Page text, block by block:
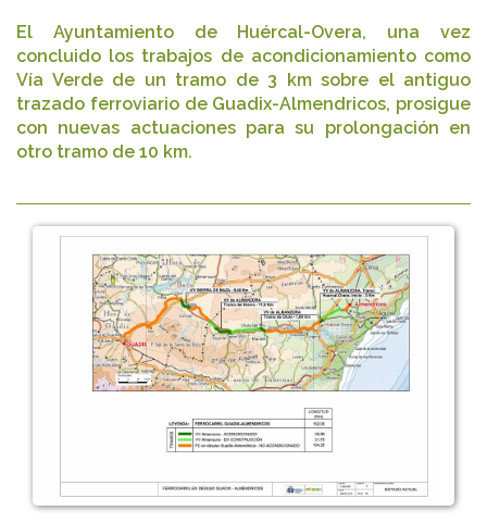
El Ayuntamiento de Huércal-Overa, una vez
concluido los trabajos de acondicionamiento como
Vía Verde de un tramo de 3 km sobre el antiguo
trazado ferroviario de Guadix-Almendricos, prosigue
con nuevas actuaciones para su prolongación en
otro tramo de 10 km.